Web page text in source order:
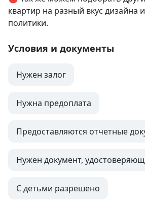
квартир на разный вкус дизайна
политики.
Условия и документы
Нужен залог
Нужна предоплата
Предоставляются отчетные
Нужен документ,
С детьми разрешено